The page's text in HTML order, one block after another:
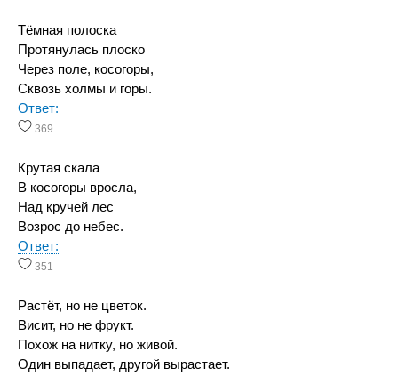
Тёмная полоска
Протянулась плоско
Через поле, косогоры,
Сквозь холмы и горы.
Ответ:
369
Крутая скала
В косогоры вросла,
Над кручей лес
Возрос до небес.
Ответ:
351
Растёт, но не цветок.
Висит, но не фрукт.
Похож на нитку, но живой.
Один выпадает, другой вырастает.